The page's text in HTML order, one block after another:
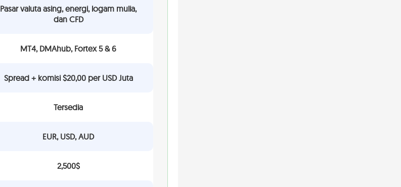
Pasar valuta asing, energi, logam mulia,
dan CFD
MT4, DMAhub, Fortex 5 & 6
Spread + komisi $20,00 per USD Juta
Tersedia
EUR, USD, AUD
2,500$